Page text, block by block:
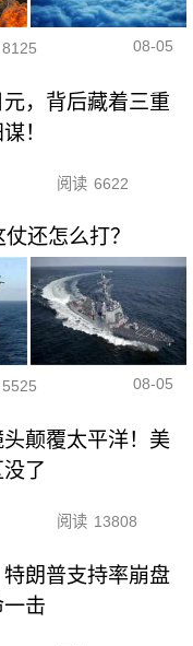
8125 08-05
，背后藏着三重
！
阅读 6622
还怎么打？
5525 08-05
颠覆太平洋！美
了
阅读 13808
朗普支持率崩盘
击